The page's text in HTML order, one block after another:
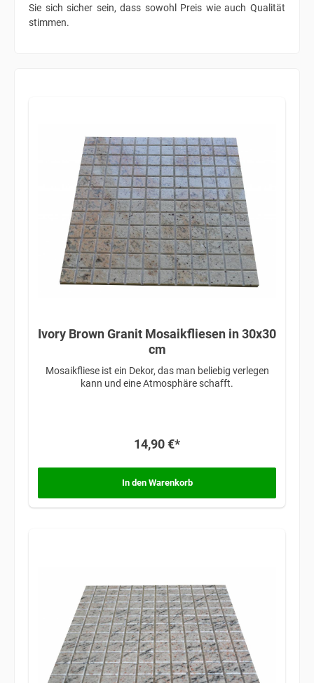
Sie sich sicher sein, dass sowohl Preis wie auch Qualität
stimmen.
Ivory Brown Granit Mosaikfliesen in 30x30
cm
Mosaikfliese ist ein Dekor, das man beliebig verlegen
kann und eine Atmosphäre schafft.
14,90 €*
In den Warenkorb